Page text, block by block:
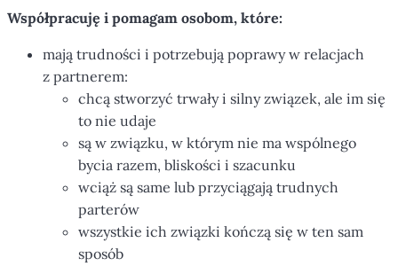
Współpracuję i pomagam osobom, które:
mają trudności i potrzebują poprawy w relacjach
z partnerem:
chcą stworzyć trwały i silny związek, ale im się
to nie udaje
są w związku, w którym nie ma wspólnego
bycia razem, bliskości i szacunku
wciąż są same lub przyciągają trudnych
parterów
wszystkie ich związki kończą się w ten sam
sposób